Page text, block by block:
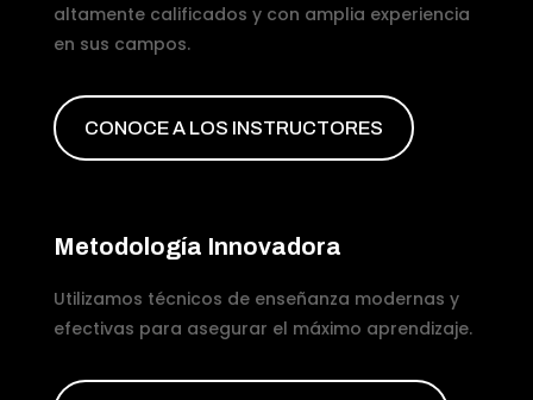
altamente calificados y con amplia experiencia
en sus campos.
CONOCE A LOS INSTRUCTORES
Metodología Innovadora
Utilizamos técnicos de enseñanza modernas y
efectivas para asegurar el máximo aprendizaje.